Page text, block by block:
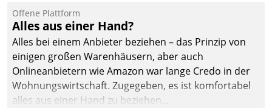
Offene Plattform
Alles aus einer Hand?
Alles bei einem Anbieter beziehen – das Prinzip von
einigen großen Warenhäusern, aber auch
Onlineanbietern wie Amazon war lange Credo in der
Wohnungswirtschaft. Zugegeben, es ist komfortabel
alles aus einer Hand zu beziehen...